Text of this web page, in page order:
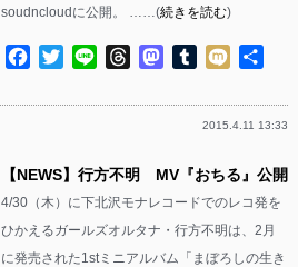
soudncloudに公開。 ……(続きを読む)
Facebook
TwitterLine ThreadsMastodon
Tumblr
Mixi
2015.4.11 13:33
【NEWS】行方不明 MV『おちる』公開
4/30（木）に下北沢モナレコードでのレコ発を
ひかえるガールズオルタナ・行方不明は、2月
に発売された1stミニアルバム「まぼろしの生き